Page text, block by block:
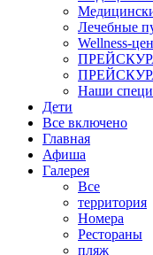
Лечебные
Wellness-
Наши
Дети
Все включено
Главная
Афиша
Галерея
Все
территория
Номера
Рестораны
пляж